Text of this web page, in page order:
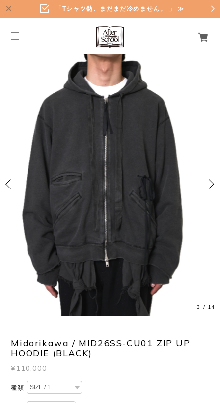
「Tシャツ熱、まだまだ冷めません。 」 ≫
3 / 14
Midorikawa / MID26SS-CU01 ZIP UP
HOODIE (BLACK)
¥110,000
種類